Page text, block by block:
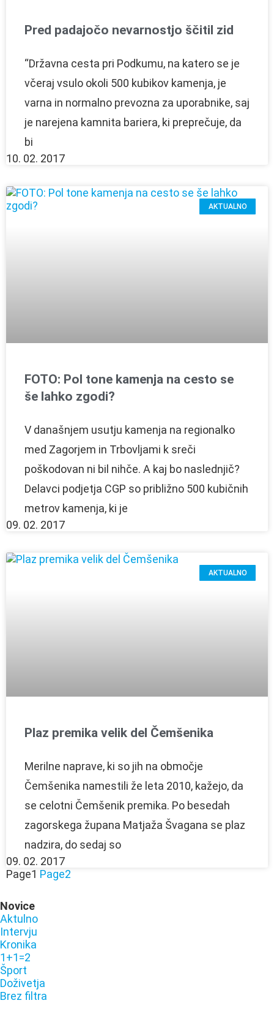
Pred padajočo nevarnostjo ščitil zid
“Državna cesta pri Podkumu, na katero se je
včeraj vsulo okoli 500 kubikov kamenja, je
varna in normalno prevozna za uporabnike, saj
je narejena kamnita bariera, ki preprečuje, da
bi
10. 02. 2017
AKTUALNO
FOTO: Pol tone kamenja na cesto se
še lahko zgodi?
V današnjem usutju kamenja na regionalko
med Zagorjem in Trbovljami k sreči
poškodovan ni bil nihče. A kaj bo naslednjič?
Delavci podjetja CGP so približno 500 kubičnih
metrov kamenja, ki je
09. 02. 2017
AKTUALNO
Plaz premika velik del Čemšenika
Merilne naprave, ki so jih na območje
Čemšenika namestili že leta 2010, kažejo, da
se celotni Čemšenik premika. Po besedah
zagorskega župana Matjaža Švagana se plaz
nadzira, do sedaj so
09. 02. 2017
Page1 Page2
Novice
Aktulno
Intervju
Kronika
1+1=2
Šport
Doživetja
Brez filtra